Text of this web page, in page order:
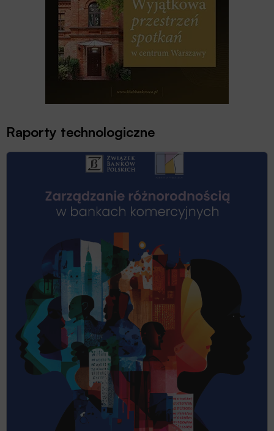
Raporty technologiczne